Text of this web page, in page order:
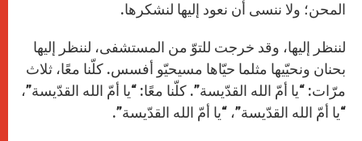
المحن؛ ولا ننسى أن نعود إليها لنشكرها.
لننظر إليها، وقد خرجت للتوّ من المستشفى، لننظر إليها
بحنان ونحيّيها مثلما حيّاها مسيحيّو أفسس. كلّنا معًا، ثلاث
مرّات: “يا أمّ الله القدّيسة”. كلّنا معًا: “يا أمّ الله القدّيسة”،
“يا أمّ الله القدّيسة”، “يا أمّ الله القدّيسة”.